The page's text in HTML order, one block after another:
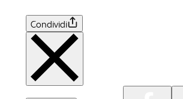
Condividi